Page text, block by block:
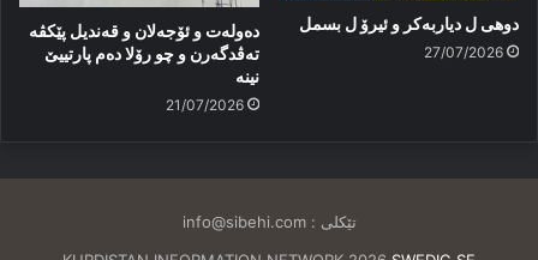
دوهی ل دیاربەکر و ئیرۆ ل بسمل
27/07/2026
دەولەت و ئۆجەلان و قەندیل پێکڤە
تەڤدگەرن و چو رۆلا دەم پارتییێ
نینە
21/07/2026
تێکلی :info@sibehi.com